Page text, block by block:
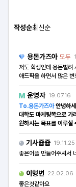
작성순최신순
용돈가즈아 모두
저도 학생인데 용돈벌려
애드픽을 하면서 많은
운영자 19.07.16
To.용돈가즈아안녕하
대학도 마케팅쪽으로 가
원하시는 목표를 이루
기사쥽쥽 19.11.25
좋은어플 만들어주셔서
이형변 22.02.06
좋은것같아요